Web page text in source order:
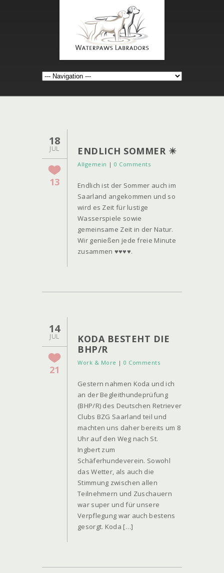
18
JUL
13
ENDLICH SOMMER ☀
Allgemein | 0 Comments
Endlich ist der Sommer auch im
Saarland angekommen und so
wird es Zeit für lustige
Wasserspiele sowie
gemeinsame Zeit in der Natur.
Wir genießen jede freie Minute
zusammen ♥♥♥♥.
14
JUL
21
KODA BESTEHT DIE
BHP/R
Work & More | 0 Comments
Gestern nahmen Koda und ich
an der Begleithundeprüfung
(BHP/R) des Deutschen Retriever
Clubs BZG Saarland teil und
machten uns daher bereits um 8
Uhr auf den Weg nach St.
Ingbert zum
Schäferhundeverein. Sowohl
das Wetter, als auch die
Stimmung zwischen allen
Teilnehmern und Zuschauern
war super und für unsere
Verpflegung war auch bestens
gesorgt. Koda […]